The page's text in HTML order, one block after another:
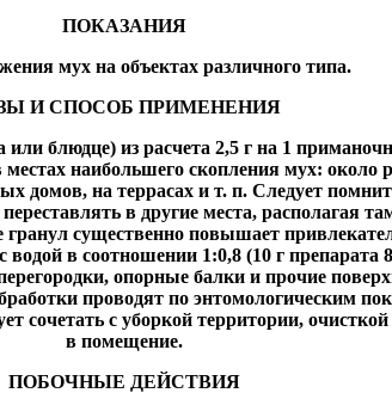
ПОКАЗАНИЯ
мух на объектах различного типа.
И СПОСОБ ПРИМЕНЕНИЯ
блюдце) из расчета 2,5 г на 1
наибольшего скопления мух: около
на террасах и т. п. Следует
в другие места, располагая
существенно повышает
в соотношении 1:0,8 (10 г
опорные балки и прочие
проводят по энтомологическим
с уборкой территории,
в помещение.
ПОБОЧНЫЕ ДЕЙСТВИЯ